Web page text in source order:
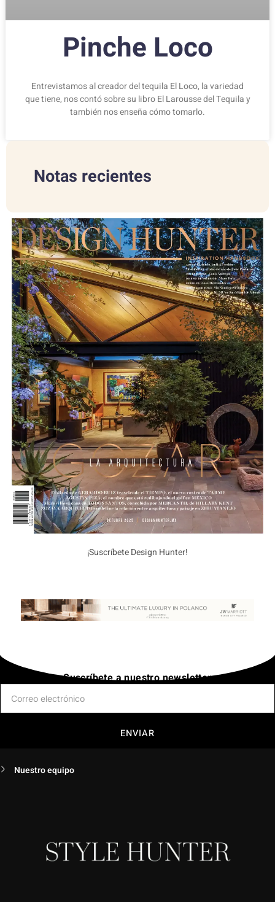
Pinche Loco
Entrevistamos al creador del tequila El Loco, la variedad
que tiene, nos contó sobre su libro El Larousse del Tequila y
también nos enseña cómo tomarlo.
Notas recientes
¡Suscríbete Design Hunter!
Suscríbete a nuestro newsletter
ENVIAR
Nuestro equipo